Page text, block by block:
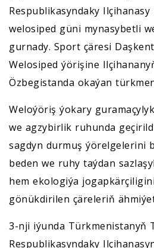
Respublikasyndaky
welosiped güni mynasybetli
gurnady. Sport çäresi
Welosiped ýörişine
Özbegistanda okaýan
Weloýöriş ýokary
we agzybirlik ruhunda
sagdyn durmuş ýörelgelerini
beden we ruhy taýdan
hem ekologiýa
gönükdirilen çäreleriň
3-nji iýunda Türkmenistanyň
Respublikasyndaky